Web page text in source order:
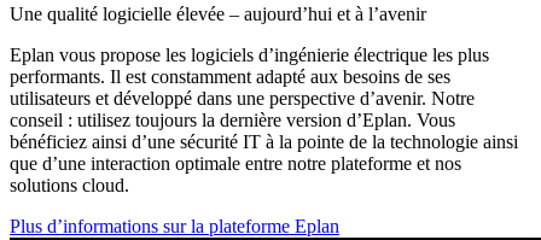
Une qualité logicielle élevée – aujourd’hui et à l’avenir
Eplan vous propose les logiciels d’ingénierie électrique les plus
performants. Il est constamment adapté aux besoins de ses
utilisateurs et développé dans une perspective d’avenir. Notre
conseil : utilisez toujours la dernière version d’Eplan. Vous
bénéficiez ainsi d’une sécurité IT à la pointe de la technologie ainsi
que d’une interaction optimale entre notre plateforme et nos
solutions cloud.
Plus d’informations sur la plateforme Eplan